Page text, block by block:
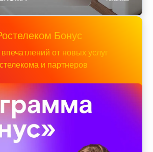
Бонус
от новых услуг
и партнеров